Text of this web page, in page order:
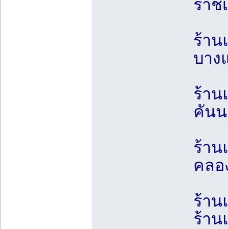
ราช
ร้าน
บาง
ร้าน
คันน
ร้าน
คลอ
ร้าน
ร้าน